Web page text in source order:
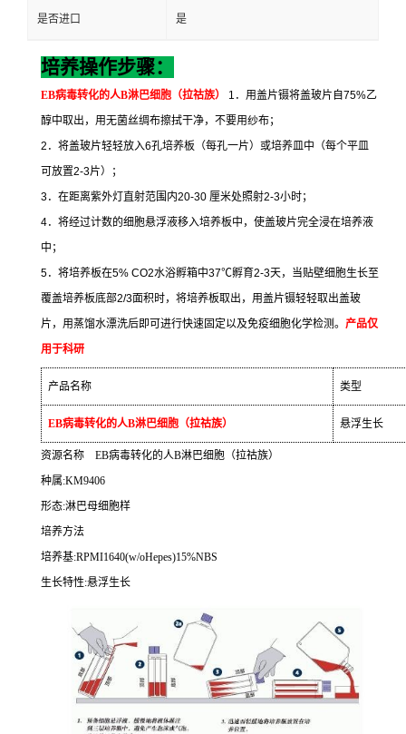
是否进口 是
培养操作步骤：
EB病毒转化的人B淋巴细胞（拉祜族） 1 ．用盖片镊将盖玻片自75%乙
醇中取出，用无菌丝绸布擦拭干净，不要用纱布；
2 ．将盖玻片轻轻放入6孔培养板（每孔一片）或培养皿中（每个平皿
可放置2-3片）；
3．在距离紫外灯直射范围内20-30 厘米处照射2-3小时；
4．将经过计数的细胞悬浮液移入培养板中，使盖玻片完全浸在培养液
中；
5．将培养板在5% CO2水浴孵箱中37℃孵育2-3天，当贴壁细胞生长至
覆盖培养板底部2/3面积时，将培养板取出，用盖片镊轻轻取出盖玻
片，用蒸馏水漂洗后即可进行快速固定以及免疫细胞化学检测。 产品仅
用于科研
产品名称 类型
EB病毒转化的人B淋巴细胞（拉祜族） 悬浮生长
资源名称 EB病毒转化的人B淋巴细胞（拉祜族）
种属:KM9406
形态:淋巴母细胞样
培养方法
培养基:RPMI1640(w/oHepes)15%NBS
生长特性:悬浮生长